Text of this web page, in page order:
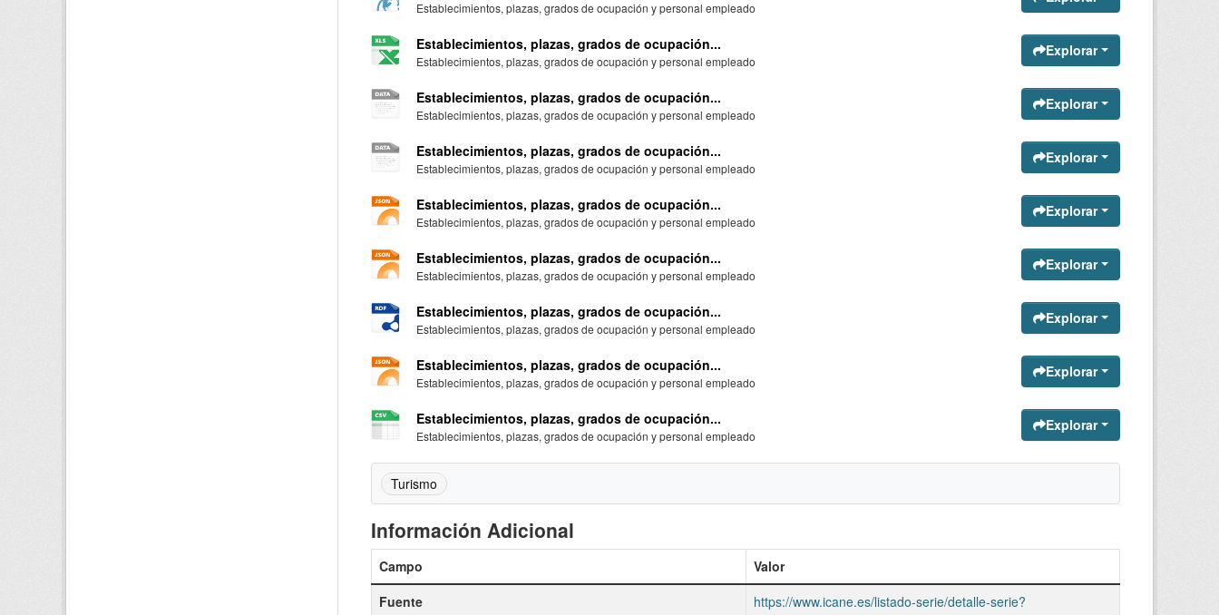
Establecimientos, plazas, grados de ocupación y personal empleado
Establecimientos, plazas, grados de ocupación...
Establecimientos, plazas, grados de ocupación y personal empleado
Explorar
Establecimientos, plazas, grados de ocupación...
Establecimientos, plazas, grados de ocupación y personal empleado
Explorar
Establecimientos, plazas, grados de ocupación...
Establecimientos, plazas, grados de ocupación y personal empleado
Explorar
Establecimientos, plazas, grados de ocupación...
Establecimientos, plazas, grados de ocupación y personal empleado
Explorar
Establecimientos, plazas, grados de ocupación...
Establecimientos, plazas, grados de ocupación y personal empleado
Explorar
Establecimientos, plazas, grados de ocupación...
Establecimientos, plazas, grados de ocupación y personal empleado
Explorar
Establecimientos, plazas, grados de ocupación...
Establecimientos, plazas, grados de ocupación y personal empleado
Explorar
Establecimientos, plazas, grados de ocupación...
Establecimientos, plazas, grados de ocupación y personal empleado
Explorar
Turismo
Información Adicional
Campo
Valor
Fuente
https://www.icane.es/listado-serie/detalle-serie?